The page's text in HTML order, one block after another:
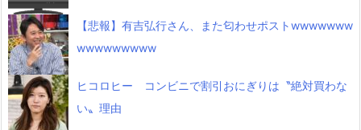
【悲報】有吉弘行さん、また匂わせポストwwwwwww
wwwwwwwww
ヒコロヒー コンビニで割引おにぎりは〝絶対買わな
い〟理由